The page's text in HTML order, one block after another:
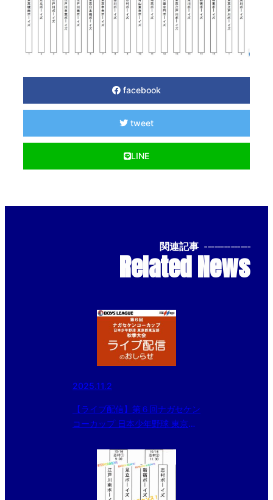
facebook
tweet
LINE
関連記事 --------------
Related News
2025.11.2
【ライブ配信】第６回ナガセケン
コーカップ 日本少年野球 東京都